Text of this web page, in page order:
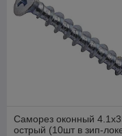
Саморез оконный
острый (10шт в зип-